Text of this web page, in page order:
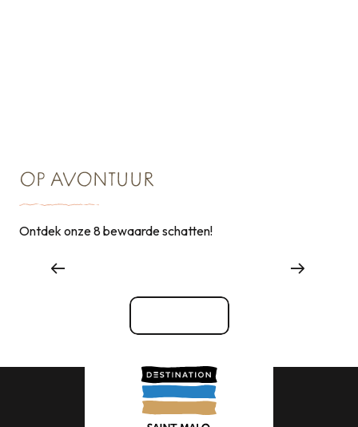
OP AVONTUUR
Ontdek onze 8 bewaarde schatten!